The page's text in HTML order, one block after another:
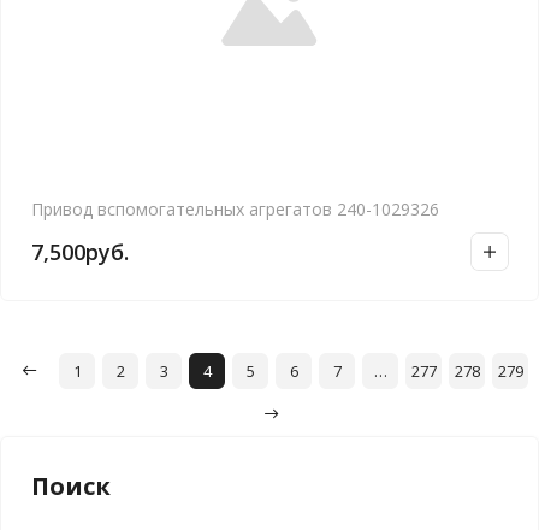
Привод вспомогательных агрегатов 240-1029326
7,500руб.
1 2 3 4 5 6 7 … 277 278 279
Поиск